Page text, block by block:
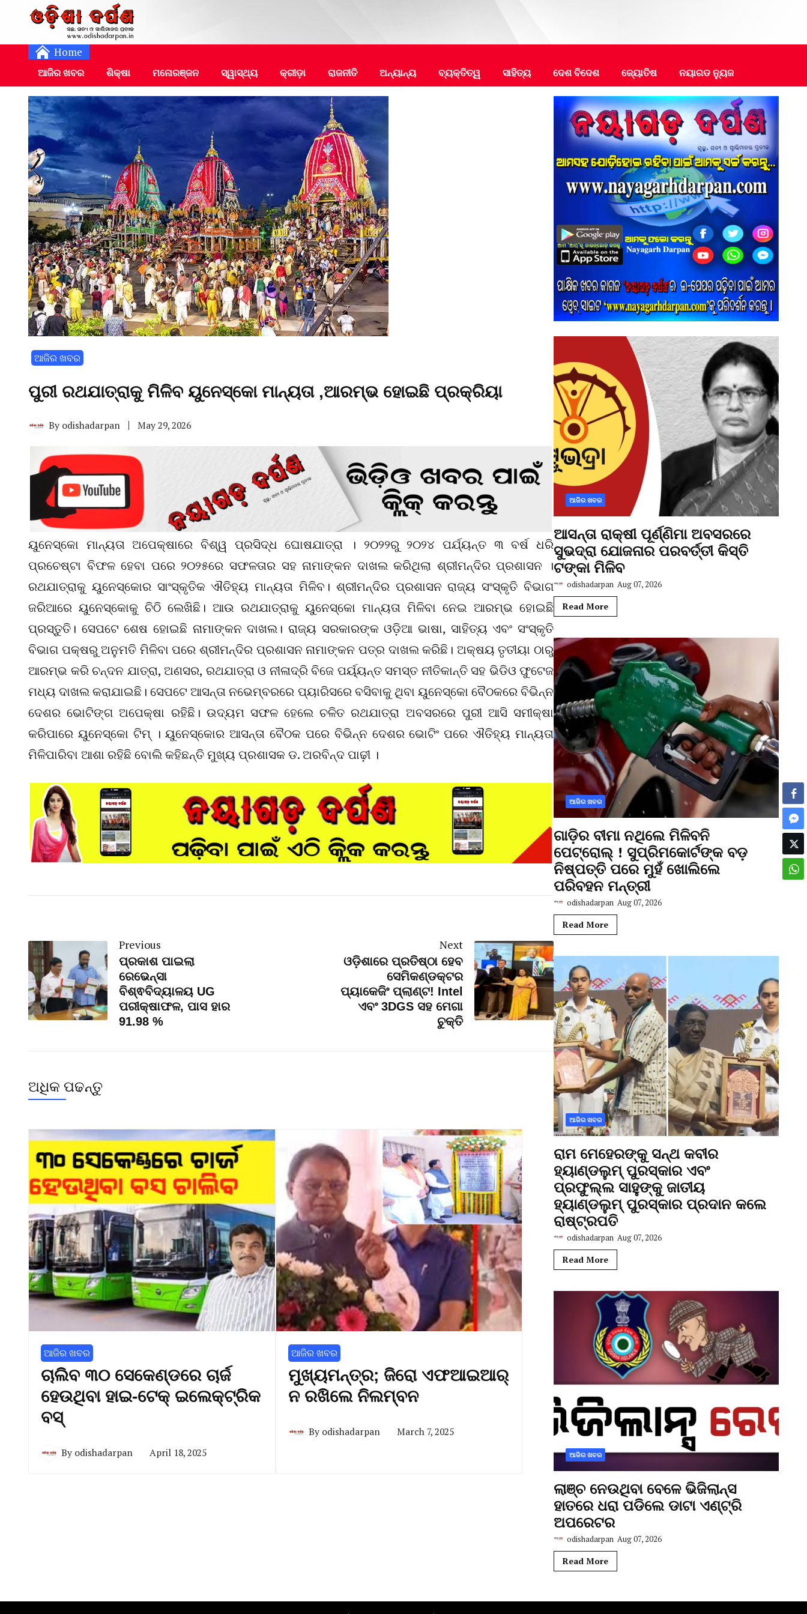
Home
ଆଜିର ଖବର ଶିକ୍ଷା ମନୋରଞ୍ଜନ ସ୍ୱାସ୍ଥ୍ୟ କ୍ରୀଡ଼ା ରାଜନୀତି ଅନ୍ୟାନ୍ୟ ବ୍ୟକ୍ତିତ୍ୱ ସାହିତ୍ୟ ଦେଶ ବିଦେଶ ଜ୍ୟୋତିଷ ନୟାଗଡ ନ୍ୟୁଜ
ଆଜିର ଖବର
ପୁରୀ ରଥଯାତ୍ରାକୁ ମିଳିବ ୟୁନେସ୍କୋ ମାନ୍ୟତା ,ଆରମ୍ଭ ହୋଇଛି ପ୍ରକ୍ରିୟା
By odishadarpan May 29, 2026
ୟୁନେସ୍କୋ ମାନ୍ୟତା ଅପେକ୍ଷାରେ ବିଶ୍ୱ ପ୍ରସିଦ୍ଧ ଘୋଷଯାତ୍ରା । ୨୦୨୨ରୁ ୨୦୨୪ ପର୍ଯ୍ୟନ୍ତ ୩ ବର୍ଷ ଧରି
ପ୍ରଚେଷ୍ଟା ବିଫଳ ହେବା ପରେ ୨୦୨୫ରେ ସଫଳତାର ସହ ନାମାଙ୍କନ ଦାଖଲ କରିଥିଲା ଶ୍ରୀମନ୍ଦିର ପ୍ରଶାସନ ।
ରଥଯାତ୍ରାକୁ ୟୁନେସ୍କୋର ସାଂସ୍କୃତିକ ଐତିହ୍ୟ ମାନ୍ୟତା ମିଳିବ। ଶ୍ରୀମନ୍ଦିର ପ୍ରଶାସନ ରାଜ୍ୟ ସଂସ୍କୃତି ବିଭାଗ
ଜରିଆରେ ୟୁନେସ୍କୋକୁ ଚିଠି ଲେଖିଛି। ଆଉ ରଥଯାତ୍ରାକୁ ୟୁନେସ୍କୋ ମାନ୍ୟତା ମିଳିବା ନେଇ ଆରମ୍ଭ ହୋଇଛି
ପ୍ରସ୍ତୁତି। ସେପଟେ ଶେଷ ହୋଇଛି ନାମାଙ୍କନ ଦାଖଲ। ରାଜ୍ୟ ସରକାରଙ୍କ ଓଡ଼ିଆ ଭାଷା, ସାହିତ୍ୟ ଏବଂ ସଂସ୍କୃତି
ବିଭାଗ ପକ୍ଷରୁ ଅନୁମତି ମିଳିବା ପରେ ଶ୍ରୀମନ୍ଦିର ପ୍ରଶାସନ ନାମାଙ୍କନ ପତ୍ର ଦାଖଲ କରିଛି। ଅକ୍ଷୟ ତୃତୀୟା ଠାରୁ
ଆରମ୍ଭ କରି ଚନ୍ଦନ ଯାତ୍ରା, ଅଣସର, ରଥଯାତ୍ରା ଓ ନୀଳାଦ୍ରି ବିଜେ ପର୍ୟ୍ୟନ୍ତ ସମସ୍ତ ନୀତିକାନ୍ତି ସହ ଭିଡିଓ ଫୁଟେଜ
ମଧ୍ୟ ଦାଖଲ କରାଯାଇଛି। ସେପଟେ ଆସନ୍ତା ନଭେମ୍ବରରେ ପ୍ୟାରିସରେ ବସିବାକୁ ଥିବା ୟୁନେସ୍କୋ ବୈଠକରେ ବିଭିନ୍ନ
ଦେଶର ଭୋଟିଙ୍ଗ ଅପେକ୍ଷା ରହିଛି। ଉଦ୍ୟମ ସଫଳ ହେଲେ ଚଳିତ ରଥଯାତ୍ରା ଅବସରରେ ପୁରୀ ଆସି ସମୀକ୍ଷା
କରିପାରେ ୟୁନେସ୍କୋ ଟିମ୍ । ୟୁନେସ୍କୋର ଆସନ୍ତା ବୈଠକ ପରେ ବିଭିନ୍ନ ଦେଶର ଭୋଟିଂ ପରେ ଐତିହ୍ୟ ମାନ୍ୟତା
ମିଳିପାରିବା ଆଶା ରହିଛି ବୋଲି କହିଛନ୍ତି ମୁଖ୍ୟ ପ୍ରଶାସକ ଡ. ଅରବିନ୍ଦ ପାଢ଼ୀ ।
Previous
ପ୍ରକାଶ ପାଇଲା
ରେଭେନ୍ସା
ବିଶ୍ଵବିଦ୍ୟାଳୟ UG
ପରୀକ୍ଷାଫଳ, ପାସ ହାର
91.98 %
Next
ଓଡ଼ିଶାରେ ପ୍ରତିଷ୍ଠା ହେବ
ସେମିକଣ୍ଡକ୍ଟର
ପ୍ୟାକେଜିଂ ପ୍ଲାଣ୍ଟ! Intel
ଏବଂ 3DGS ସହ ମେଗା
ଚୁକ୍ତି
ଅଧିକ ପଢନ୍ତୁ
ଆଜିର ଖବର
ଚାଲିବ ୩୦ ସେକେଣ୍ଡରେ ଚାର୍ଜ
ହେଉଥିବା ହାଇ-ଟେକ୍ ଇଲେକ୍ଟ୍ରିକ
ବସ୍
By odishadarpan April 18, 2025
ଆଜିର ଖବର
ମୁଖ୍ୟମନ୍ତ୍ର; ଜିରୋ ଏଫଆଇଆର୍‌‌
ନ ରଖିଲେ ନିଲମ୍ବନ
By odishadarpan March 7, 2025
ଆଜିର ଖବର
ଆସନ୍ତା ରାକ୍ଷୀ ପୂର୍ଣ୍ଣିମା ଅବସରରେ
ସୁଭଦ୍ରା ଯୋଜନାର ପରବର୍ତ୍ତୀ କିସ୍ତି
ଟଙ୍କା ମିଳିବ
odishadarpan Aug 07, 2026
Read More
ଆଜିର ଖବର
ଗାଡ଼ିର ବୀମା ନଥିଲେ ମିଳିବନି
ପେଟ୍ରୋଲ୍ ! ସୁପ୍ରିମକୋର୍ଟଙ୍କ ବଡ଼
ନିଷ୍ପତ୍ତି ପରେ ମୁହଁ ଖୋଲିଲେ
ପରିବହନ ମନ୍ତ୍ରୀ
odishadarpan Aug 07, 2026
Read More
ଆଜିର ଖବର
ରାମ ମେହେରଙ୍କୁ ସନ୍ଥ କବୀର
ହ୍ୟାଣ୍ଡଲୁମ୍ ପୁରସ୍କାର ଏବଂ
ପ୍ରଫୁଲ୍ଲ ସାହୁଙ୍କୁ ଜାତୀୟ
ହ୍ୟାଣ୍ଡଲୁମ୍ ପୁରସ୍କାର ପ୍ରଦାନ କଲେ
ରାଷ୍ଟ୍ରପତି
odishadarpan Aug 07, 2026
Read More
ଆଜିର ଖବର
ଲାଞ୍ଚ ନେଉଥିବା ବେଳେ ଭିଜିଲାନ୍ସ
ହାତରେ ଧରା ପଡିଲେ ଡାଟା ଏଣ୍ଟ୍ରି
ଅପରେଟର
odishadarpan Aug 07, 2026
Read More